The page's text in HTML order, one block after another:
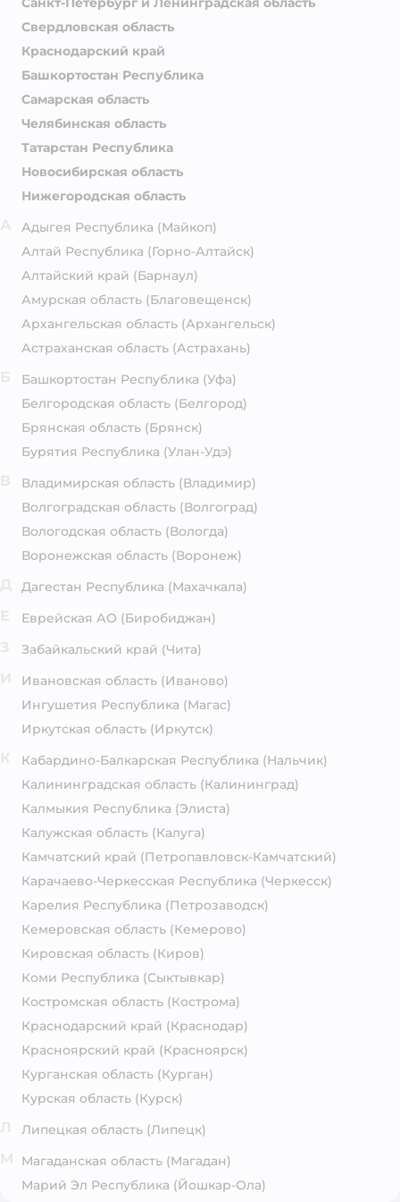
Свердловская область
Краснодарский край
Башкортостан Республика
Самарская область
Челябинская область
Татарстан Республика
Новосибирская область
Нижегородская область
Адыгея Республика (Майкоп)
Алтай Республика (Горно-Алтайск)
Алтайский край (Барнаул)
Амурская область (Благовещенск)
Архангельская область (Архангельск)
Астраханская область (Астрахань)
Башкортостан Республика (Уфа)
Белгородская область (Белгород)
Брянская область (Брянск)
Бурятия Республика (Улан-Удэ)
Владимирская область (Владимир)
Волгоградская область (Волгоград)
Вологодская область (Вологда)
Воронежская область (Воронеж)
Дагестан Республика (Махачкала)
Еврейская АО (Биробиджан)
Забайкальский край (Чита)
Ивановская область (Иваново)
Ингушетия Республика (Магас)
Иркутская область (Иркутск)
Кабардино-Балкарская Республика (Нальчик)
Калининградская область (Калининград)
Калмыкия Республика (Элиста)
Калужская область (Калуга)
Камчатский край (Петропавловск-Камчатский)
Карачаево-Черкесская Республика (Черкесск)
Карелия Республика (Петрозаводск)
Кемеровская область (Кемерово)
Кировская область (Киров)
Коми Республика (Сыктывкар)
Костромская область (Кострома)
Краснодарский край (Краснодар)
Красноярский край (Красноярск)
Курганская область (Курган)
Курская область (Курск)
Липецкая область (Липецк)
Магаданская область (Магадан)
Марий Эл Республика (Йошкар-Ола)